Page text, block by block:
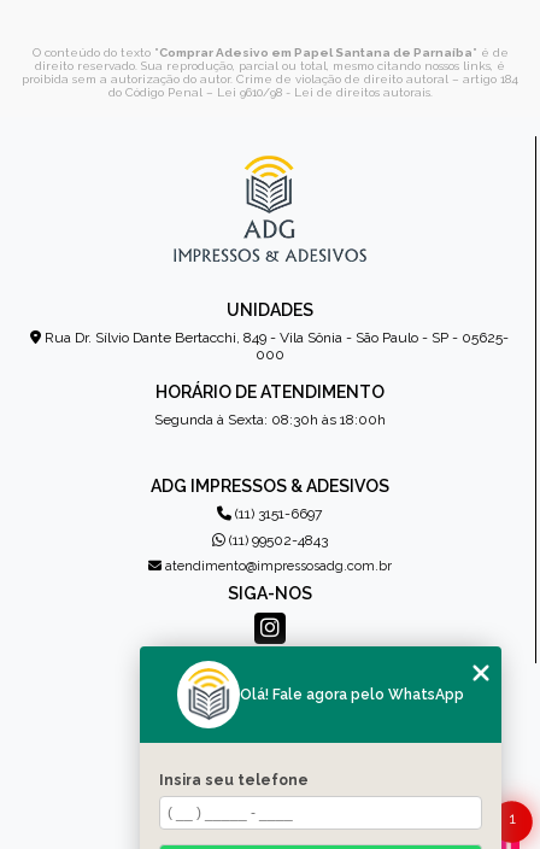
O conteúdo do texto "Comprar Adesivo em Papel Santana de Parnaíba" é de
direito reservado. Sua reprodução, parcial ou total, mesmo citando nossos links, é
proibida sem a autorização do autor. Crime de violação de direito autoral – artigo 184
do Código Penal – Lei 9610/98 - Lei de direitos autorais.
UNIDADES
Rua Dr. Sílvio Dante Bertacchi, 849 - Vila Sônia - São Paulo - SP - 05625-
000
HORÁRIO DE ATENDIMENTO
Segunda à Sexta: 08:30h às 18:00h
ADG IMPRESSOS & ADESIVOS
(11) 3151-6697
(11) 99502-4843
atendimento@impressosadg.com.br
SIGA-NOS
MENU
QUEM SOMOS
PRODUTOS
CONTATO
CATEGORIAS
MAPA DO SITE
1
Olá! Fale agora pelo WhatsApp
Insira seu telefone